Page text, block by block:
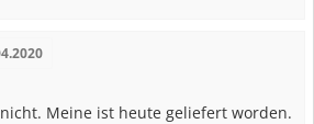
Meine ist heute geliefert worden.